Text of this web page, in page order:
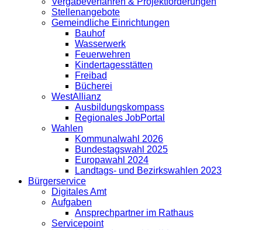
Stellenangebote
Gemeindliche Einrichtungen
Bauhof
Wasserwerk
Feuerwehren
Kindertagesstätten
Freibad
Bücherei
WestAllianz
Ausbildungskompass
Regionales JobPortal
Wahlen
Kommunalwahl 2026
Bundestagswahl 2025
Europawahl 2024
Landtags- und Bezirkswahlen 2023
Bürgerservice
Digitales Amt
Aufgaben
Ansprechpartner im Rathaus
Servicepoint